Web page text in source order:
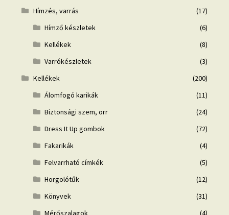
Hímzés, varrás
(17)
Hímző készletek
(6)
Kellékek
(8)
Varrókészletek
(3)
Kellékek
(200)
Álomfogó karikák
(11)
Biztonsági szem, orr
(24)
Dress It Up gombok
(72)
Fakarikák
(4)
Felvarrható címkék
(5)
Horgolótűk
(12)
Könyvek
(31)
Mérőszalagok
(4)